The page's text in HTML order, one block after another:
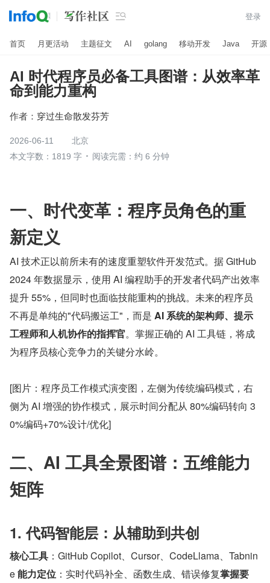
 登录
首页 月更活动 主题征文 AI golang 移动开发 Java 开源
AI 时代程序员必备工具图谱：从效率革
命到能力重构
作者： 穿过生命散发芬芳
2026-06-11
北京
本文字数：1819 字
阅读完需：约 6 分钟
一、时代变革：程序员角色的重
新定义
AI 技术正以前所未有的速度重塑软件开发范式。据 GitHub
2024 年数据显示，使用 AI 编程助手的开发者代码产出效率
提升 55%，但同时也面临技能重构的挑战。未来的程序员
不再是单纯的"代码搬运工"，而是 AI 系统的架构师、提示
工程师和人机协作的指挥官。掌握正确的 AI 工具链，将成
为程序员核心竞争力的关键分水岭。
[图片：程序员工作模式演变图，左侧为传统编码模式，右
侧为 AI 增强的协作模式，展示时间分配从 80%编码转向 3
0%编码+70%设计/优化]
二、AI 工具全景图谱：五维能力
矩阵
1. 代码智能层：从辅助到共创
核心工具 ：GitHub Copilot、Cursor、CodeLlama、Tabnin
e 能力定位 ：实时代码补全、函数生成、错误修复掌握要